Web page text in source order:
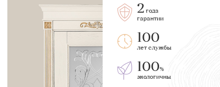
2 года
гарантии
100
лет службы
100%
экологичны